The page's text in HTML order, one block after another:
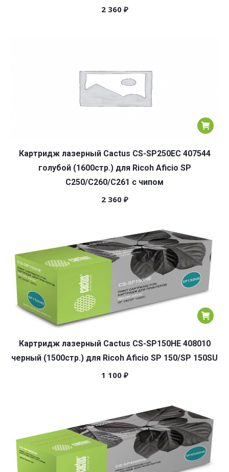
2 360 ₽
Картридж лазерный Cactus CS-SP250EC 407544
голубой (1600стр.) для Ricoh Aficio SP
C250/C260/C261 с чипом
2 360 ₽
Картридж лазерный Cactus CS-SP150HE 408010
черный (1500стр.) для Ricoh Aficio SP 150/SP 150SU
1 100 ₽